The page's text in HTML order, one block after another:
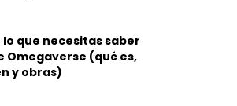
lo que necesitas saber
Omegaverse (qué es,
y obras)